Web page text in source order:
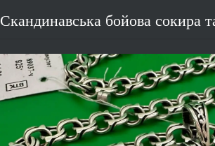
Скандинавська бойова сокира